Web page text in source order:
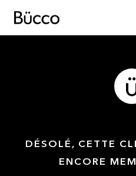
DÉSOLÉ, CETTE
ENCORE